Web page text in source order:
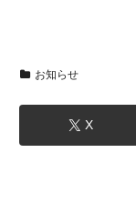
お知らせ
X